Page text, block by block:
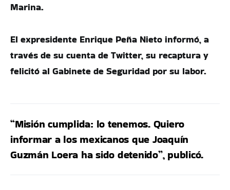
Marina.
El expresidente Enrique Peña Nieto informó, a
través de su cuenta de Twitter, su recaptura y
felicitó al Gabinete de Seguridad por su labor.
“Misión cumplida: lo tenemos. Quiero
informar a los mexicanos que Joaquín
Guzmán Loera ha sido detenido”, publicó.